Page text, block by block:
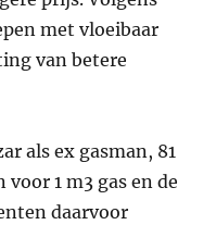
met vloeibaar
van betere
als ex gasman, 81
1 m3 gas en de
daarvoor